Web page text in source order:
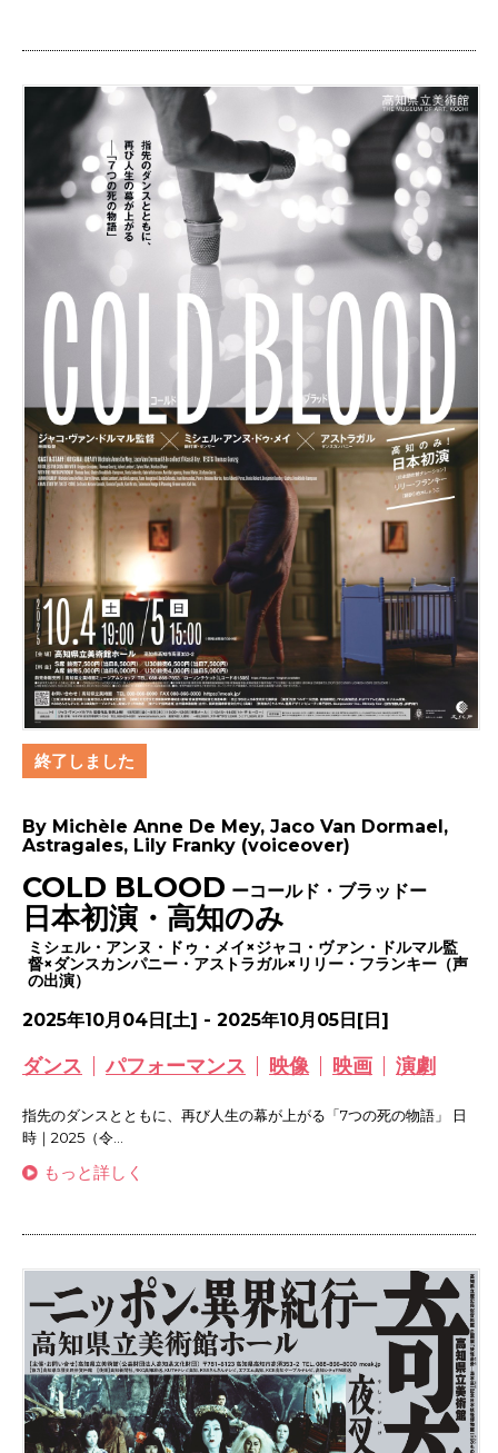
終了しました
By Michèle Anne De Mey, Jaco Van Dormael,
Astragales, Lily Franky (voiceover)
COLD BLOOD ーコールド・ブラッドー
日本初演・高知のみ
ミシェル・アンヌ・ドゥ・メイ×ジャコ・ヴァン・ドルマル監
督×ダンスカンパニー・アストラガル×リリー・フランキー（声
の出演）
2025年10月04日[土] - 2025年10月05日[日]
ダンス パフォーマンス 映像 映画 演劇
指先のダンスとともに、再び人生の幕が上がる「7つの死の物語」 日
時｜2025（令...
もっと詳しく